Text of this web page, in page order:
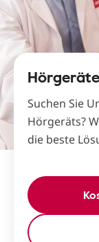
Suchen Sie
Hörgeräts?
die beste